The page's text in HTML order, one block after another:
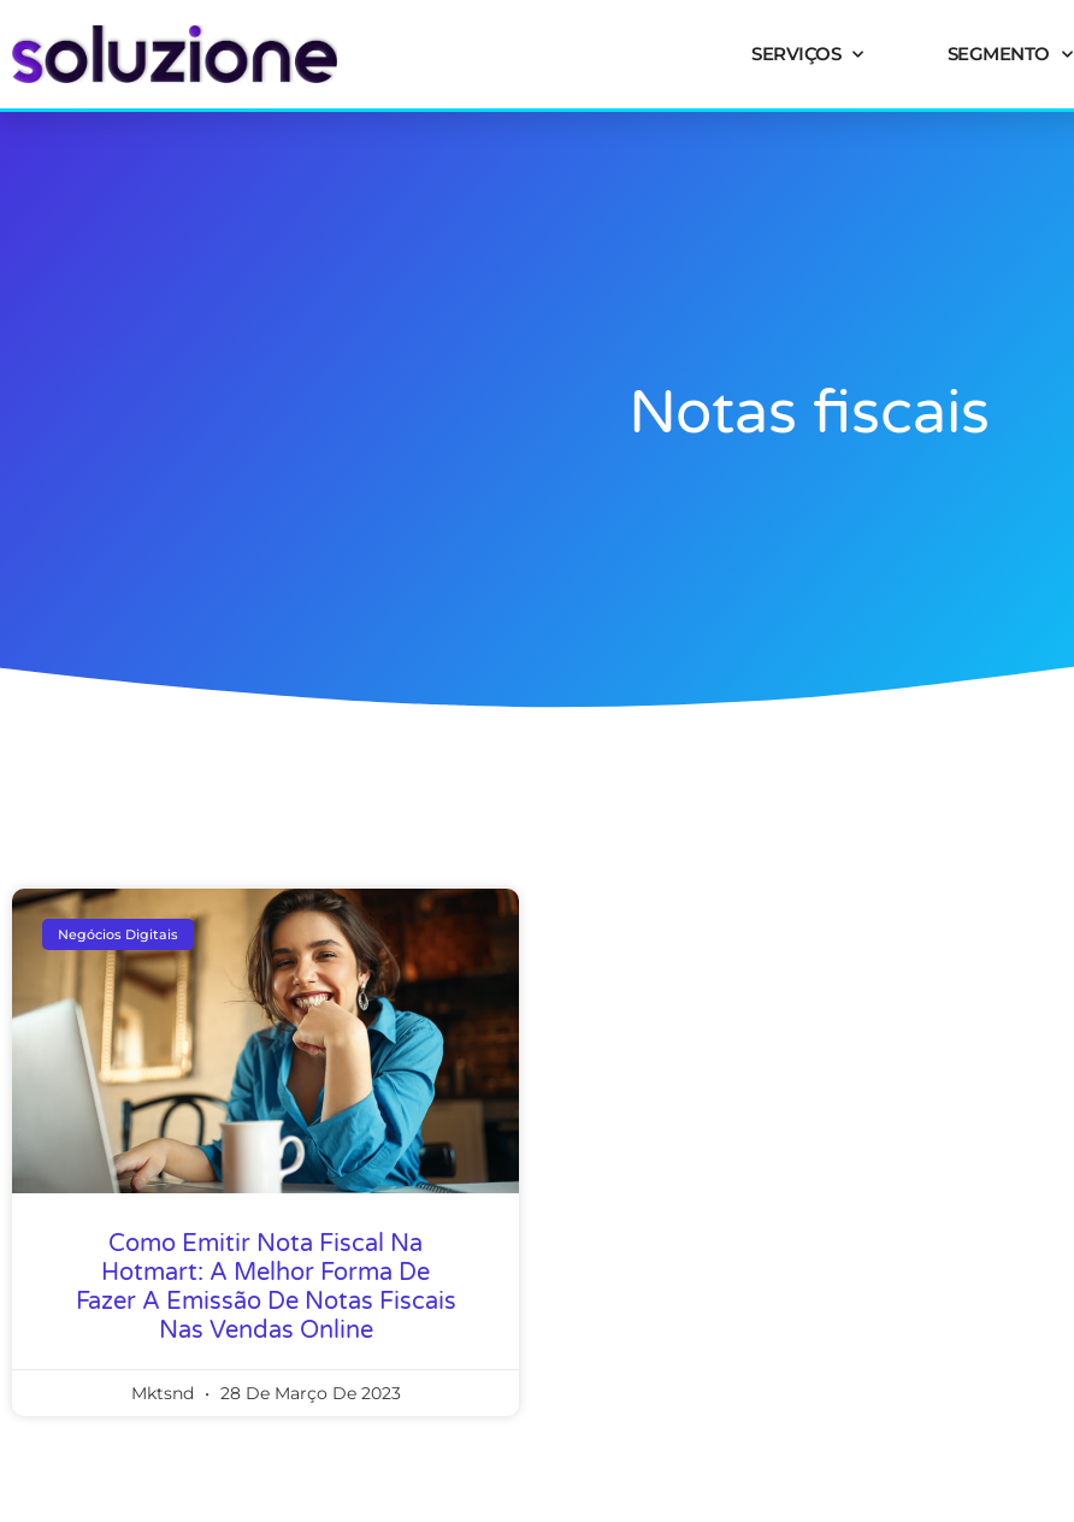
SERVIÇOS SEGMENTO
Notas fiscais
Negócios Digitais
Como Emitir Nota Fiscal Na
Hotmart: A Melhor Forma De
Fazer A Emissão De Notas Fiscais
Nas Vendas Online
Mktsnd 28 De Março De 2023